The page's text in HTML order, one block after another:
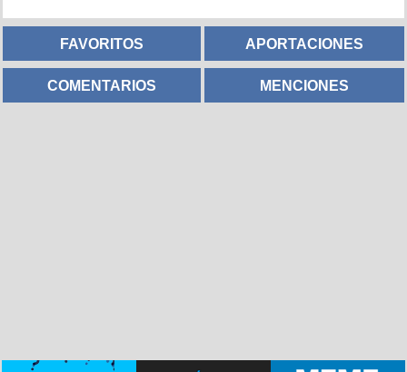
FAVORITOS APORTACIONES
COMENTARIOS MENCIONES